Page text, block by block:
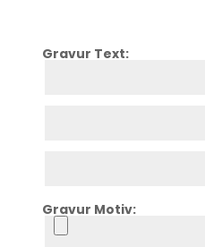
Gravur Text:
Gravur Motiv:
Upload